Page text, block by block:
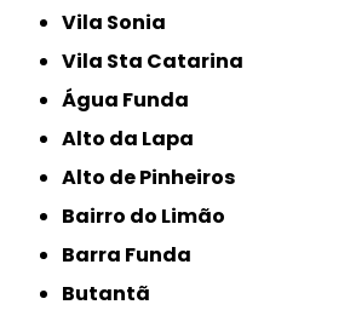
Vila Sonia
Vila Sta Catarina
Água Funda
Alto da Lapa
Alto de Pinheiros
Bairro do Limão
Barra Funda
Butantã